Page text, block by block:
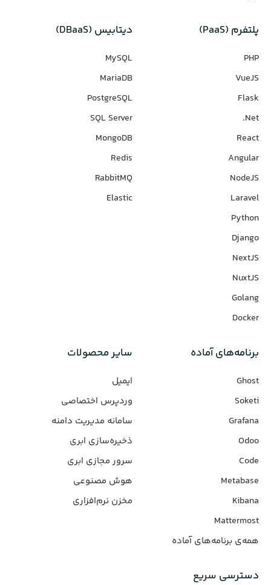
پلتفرم (PaaS)
PHP
VueJS
Flask
Net.
React
Angular
NodeJS
Laravel
Python
Django
NextJS
NuxtJS
Golang
Docker
دیتابیس‌ (DBaaS)
MySQL
MariaDB
PostgreSQL
SQL Server
MongoDB
Redis
RabbitMQ
Elastic
برنامه‌های‌ آماده
Ghost
Soketi
Grafana
Odoo
Code
Metabase
Kibana
Mattermost
همه‌ی برنامه‌های آماده
سایر محصولات
ایمیل
وردپرس‌ اختصاصی
سامانه مدیریت دامنه
ذخیره‌سازی ابری
سرور مجازی ابری
هوش مصنوعی
مخزن نرم‌افزاری
دسترسی سریع